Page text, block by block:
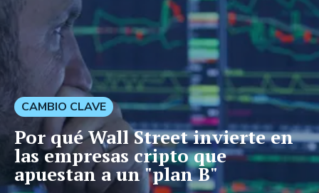
CAMBIO CLAVE
Por qué Wall Street invierte en
las empresas cripto que
apuestan a un "plan B"